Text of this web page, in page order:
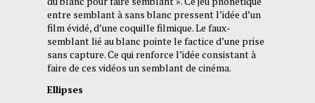
entre semblant à sans blanc pressent l’idée d’un
film évidé, d’une coquille filmique. Le faux-
semblant lié au blanc pointe le factice d’une prise
sans capture. Ce qui renforce l’idée consistant à
faire de ces vidéos un semblant de cinéma.
Ellipses